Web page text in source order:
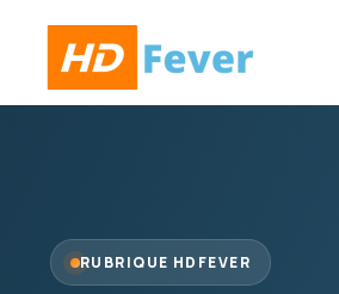
RUBRIQUE HDFEVER